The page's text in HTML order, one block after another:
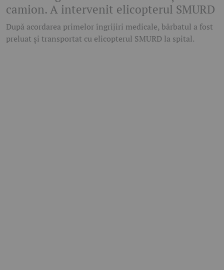
camion. A intervenit elicopterul SMURD
După acordarea primelor îngrijiri medicale, bărbatul a fost
preluat și transportat cu elicopterul SMURD la spital.